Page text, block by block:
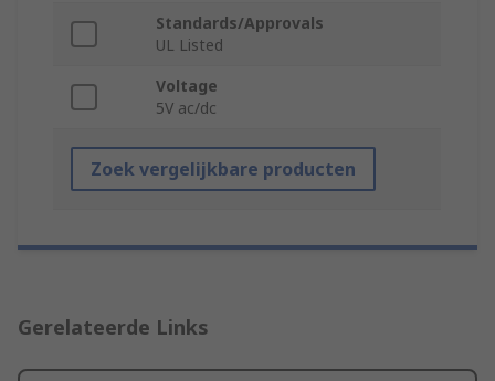
Standards/Approvals
UL Listed
Voltage
5V ac/dc
Zoek vergelijkbare producten
Gerelateerde Links